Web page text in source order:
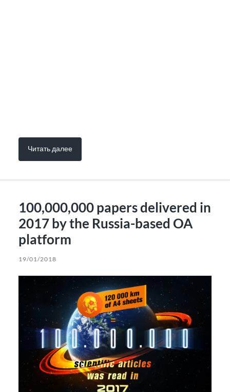
Читать далее
100,000,000 papers delivered in
2017 by the Russia-based OA
platform
19/01/2018